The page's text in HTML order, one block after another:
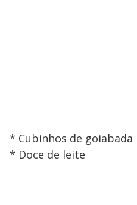
* Cubinhos de goiabada
* Doce de leite